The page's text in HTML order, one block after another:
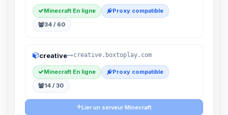
Minecraft En ligne
Proxy compatible
34 / 60
creative creative.boxtoplay.com
Minecraft En ligne
Proxy compatible
14 / 30
Lier un serveur Minecraft